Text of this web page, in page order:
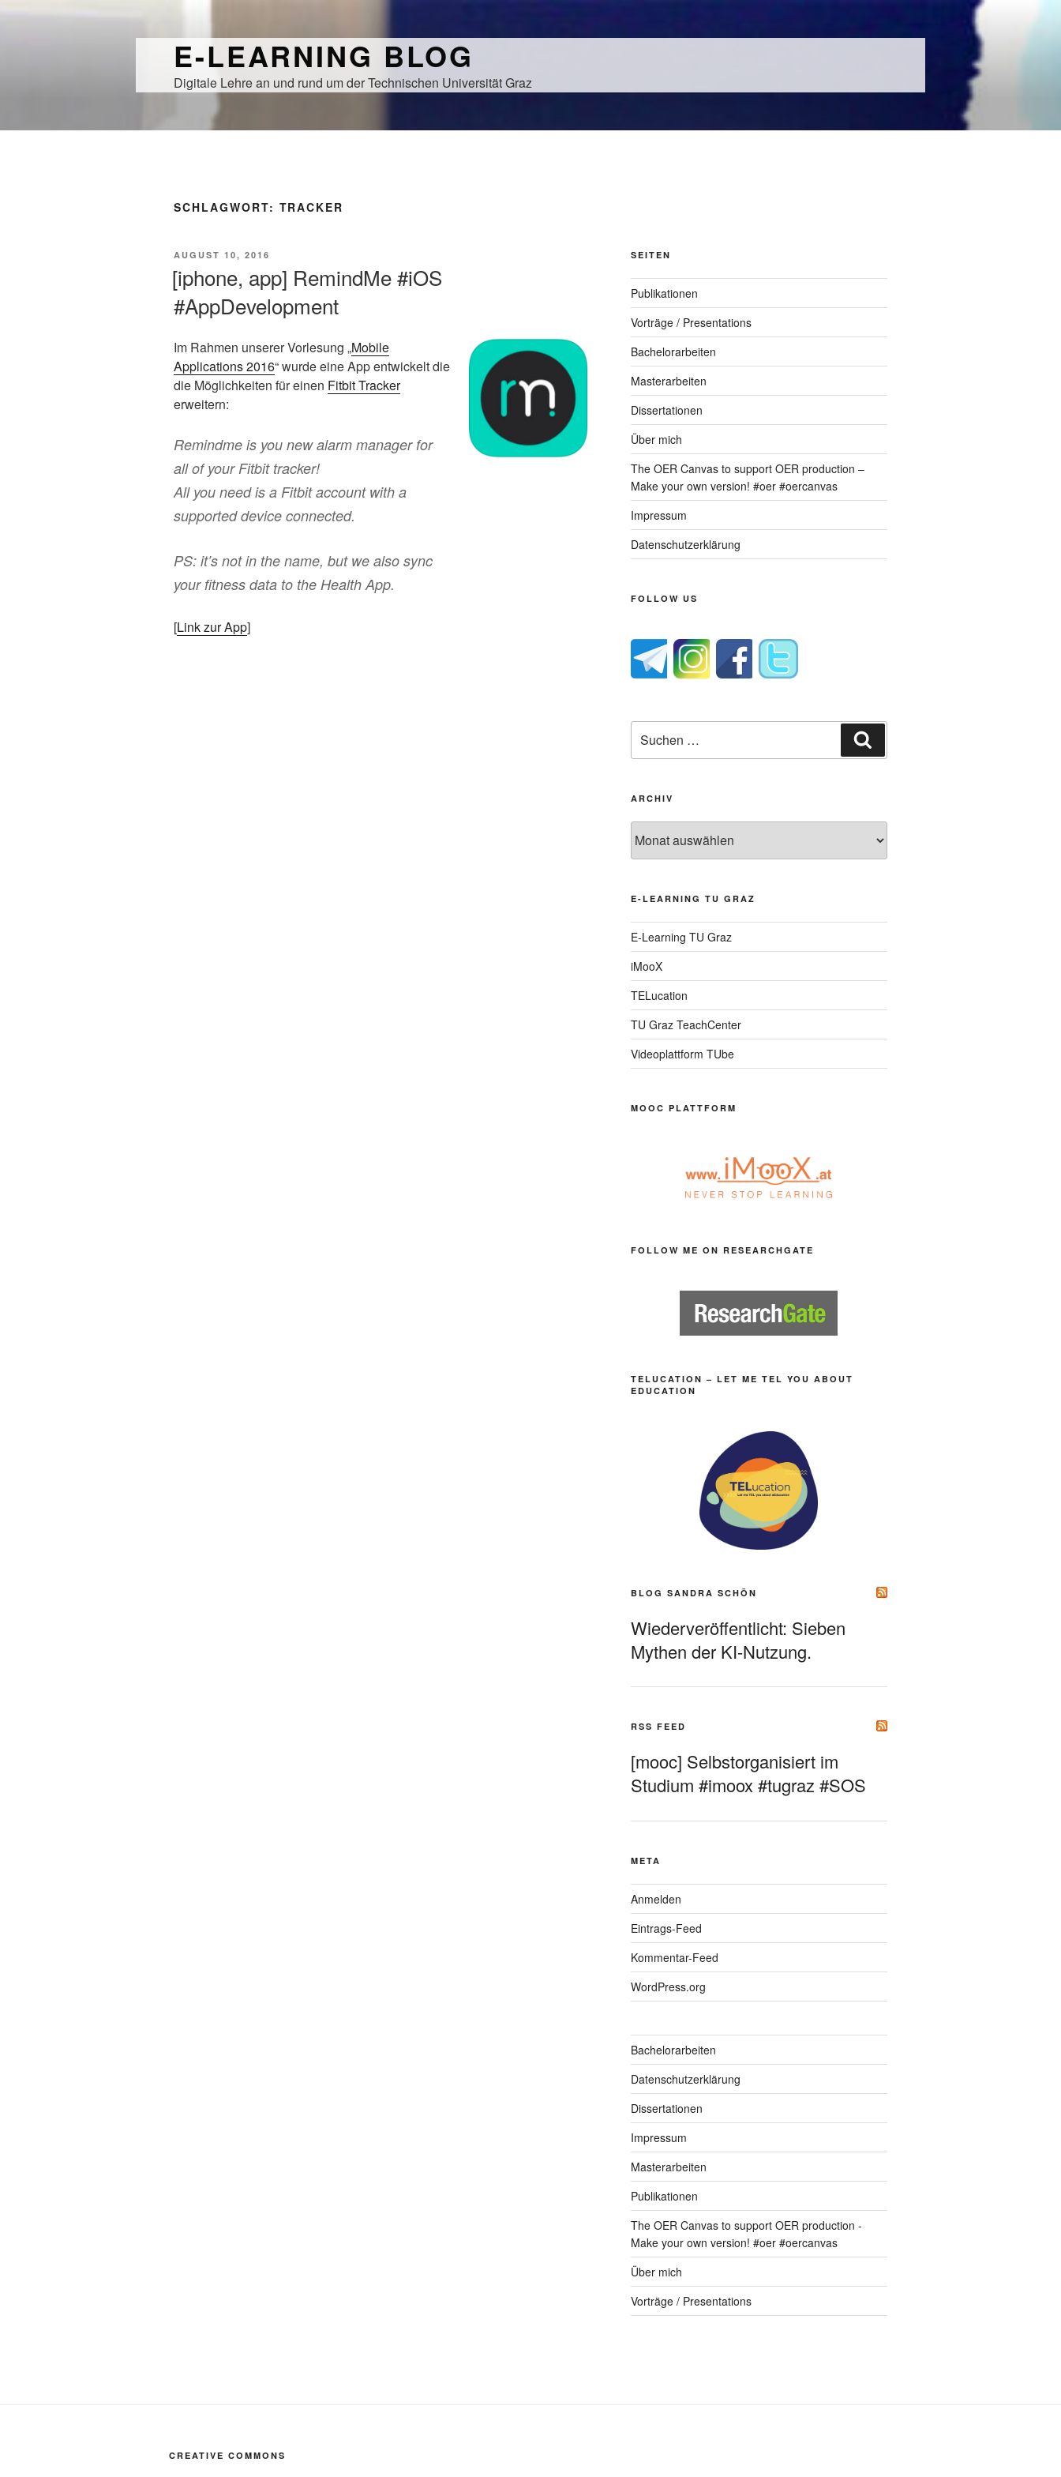
E-LEARNING BLOG
Digitale Lehre an und rund um der Technischen Universität Graz
SCHLAGWORT: TRACKER
VERÖFFENTLICHT
AUGUST 10, 2016
[iphone, app] RemindMe #iOS
#AppDevelopment
Im Rahmen unserer Vorlesung „Mobile
Applications 2016“ wurde eine App entwickelt die
die Möglichkeiten für einen Fitbit Tracker
erweitern:
Remindme is you new alarm manager for
all of your Fitbit tracker!
All you need is a Fitbit account with a
supported device connected.
PS: it’s not in the name, but we also sync
your fitness data to the Health App.
[Link zur App]
SEITEN
Publikationen
Vorträge / Presentations
Bachelorarbeiten
Masterarbeiten
Dissertationen
Über mich
The OER Canvas to support OER production –
Make your own version! #oer #oercanvas
Impressum
Datenschutzerklärung
FOLLOW US
nach:
ARCHIV
E-LEARNING TU GRAZ
E-Learning TU Graz
iMooX
TELucation
TU Graz TeachCenter
Videoplattform TUbe
MOOC PLATTFORM
FOLLOW ME ON RESEARCHGATE
TELUCATION – LET ME TEL YOU ABOUT
EDUCATION
BLOG SANDRA SCHÖN
Wiederveröffentlicht: Sieben
Mythen der KI-Nutzung.
RSS FEED
[mooc] Selbstorganisiert im
Studium #imoox #tugraz #SOS
META
Anmelden
Eintrags-Feed
Kommentar-Feed
WordPress.org
Bachelorarbeiten
Datenschutzerklärung
Dissertationen
Impressum
Masterarbeiten
Publikationen
The OER Canvas to support OER production -
Make your own version! #oer #oercanvas
Über mich
Vorträge / Presentations
CREATIVE COMMONS